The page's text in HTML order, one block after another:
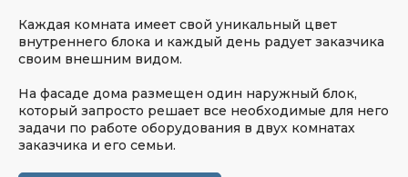
Каждая комната имеет свой уникальный цвет
внутреннего блока и каждый день радует заказчика
своим внешним видом.
На фасаде дома размещен один наружный блок,
который запросто решает все необходимые для него
задачи по работе оборудования в двух комнатах
заказчика и его семьи.
Также мы получаем
от клиентов
видеоотзывы